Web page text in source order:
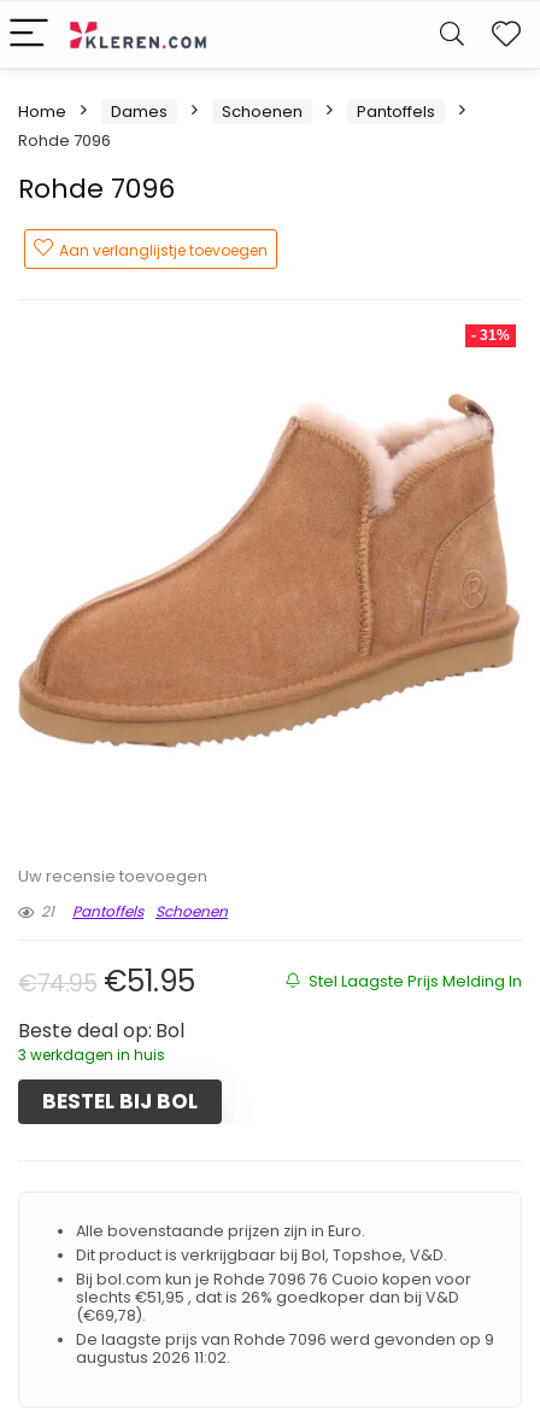
Home Dames Schoenen
Pantoffels
Rohde 7096
Rohde 7096
Aan verlanglijstje toevoegen
- 31%
Uw recensie toevoegen
21
Pantoffels Schoenen
Stel Laagste Prijs Melding In
€74.95 Oorspronkelijke prijs was:
€51.95Huidige prijs is: €51.95.
Beste deal op: Bol
3 werkdagen in huis
BESTEL BIJ BOL
Alle bovenstaande prijzen zijn in Euro.
Dit product is verkrijgbaar bij Bol, Topshoe, V&D.
Bij bol.com kun je Rohde 7096 76 Cuoio kopen voor
slechts €51,95 , dat is 26% goedkoper dan bij V&D
(€69,78).
De laagste prijs van Rohde 7096 werd gevonden op 9
augustus 2026 11:02.